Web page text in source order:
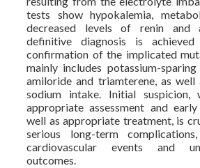
tests show hypokalemia,
decreased levels of renin and
definitive diagnosis is
confirmation of the implicated
mainly includes potassium-
amiloride and triamterene, as well
sodium intake. Initial suspicion,
appropriate assessment and
well as appropriate treatment, is
serious long-term
cardiovascular events and
outcomes.